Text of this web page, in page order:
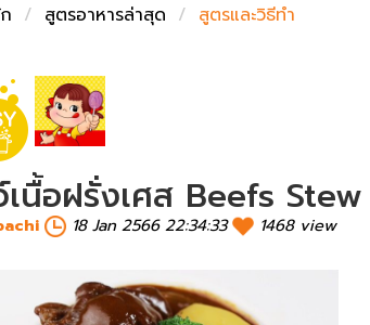
สูตรอาหารล่าสุด สูตรและวิธีทำ
นื้อฝรั่งเศส Beefs Stew
18 Jan 2566 22:34:33 1468 view